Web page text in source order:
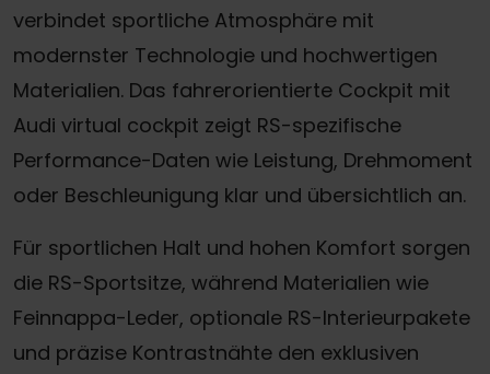
verbindet sportliche Atmosphäre mit
modernster Technologie und hochwertigen
Materialien. Das fahrerorientierte Cockpit mit
Audi virtual cockpit zeigt RS-spezifische
Performance-Daten wie Leistung, Drehmoment
oder Beschleunigung klar und übersichtlich an.
Für sportlichen Halt und hohen Komfort sorgen
die RS-Sportsitze, während Materialien wie
Feinnappa-Leder, optionale RS-Interieurpakete
und präzise Kontrastnähte den exklusiven